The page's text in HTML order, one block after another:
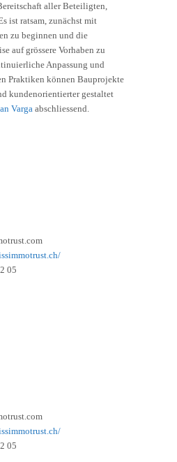
aller Beteiligten,
ist ratsam, zunächst mit
zu beginnen und die
auf grössere Vorhaben zu
Anpassung und
Praktiken können Bauprojekte
kundenorientierter gestaltet
Vargaabschliessend.
05
05